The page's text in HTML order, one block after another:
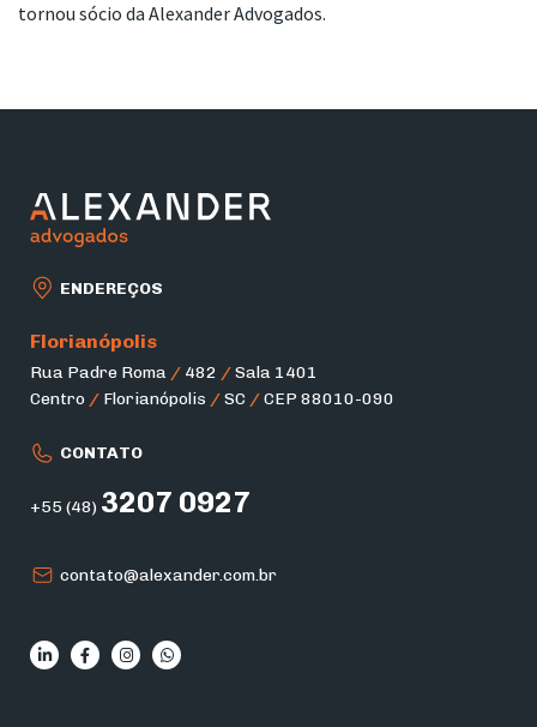
tornou sócio da Alexander Advogados.
ENDEREÇOS
Florianópolis
Rua Padre Roma / 482 /Sala 1401
Centro / Florianópolis /SC /CEP 88010-090
CONTATO
+55 (48) 3207 0927
contato@alexander.com.br